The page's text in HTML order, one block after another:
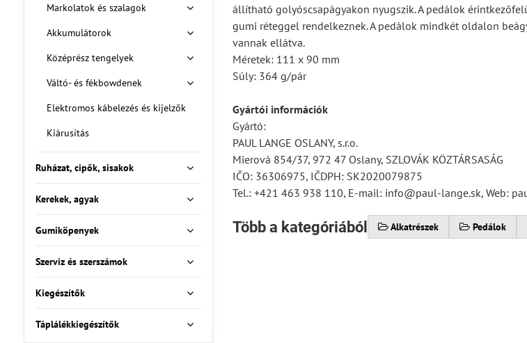
állítható golyóscsapágyakon nyugszik. A pedálok
gumi réteggel rendelkeznek. A pedálok mindkét oldalon
vannak ellátva.
Méretek: 111 x 90 mm
Súly: 364 g/pár
Gyártói információk
Gyártó:
PAUL LANGE OSLANY, s.r.o.
Mierová 854/37, 972 47 Oslany, SZLOVÁK KÖZTÁRSASÁG
IČO: 36306975, IČDPH: SK2020079875
Tel.: +421 463 938 110, E-mail: info@paul-lange.sk, Web:
Több a kategóriából Alkatrészek Pedálok
Markolatok és szalagok
Akkumulátorok
Középrész tengelyek
Váltó- és fékbowdenek
Elektromos kábelezés és kijelzők
Kiárusítás
Ruházat, cipők, sisakok
Kerekek, agyak
Gumiköpenyek
Szerviz és szerszámok
Kiegészítők
Táplálékkiegészítők